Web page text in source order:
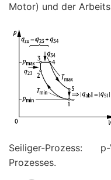
Motor) und der
Seiliger-Prozess: p-
Prozesses.